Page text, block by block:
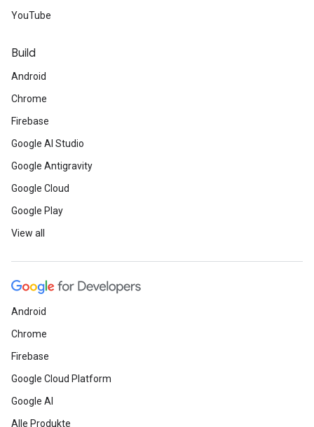
YouTube
Build
Android
Chrome
Firebase
Google AI Studio
Google Antigravity
Google Cloud
Google Play
View all
Android
Chrome
Firebase
Google Cloud Platform
Google AI
Alle Produkte